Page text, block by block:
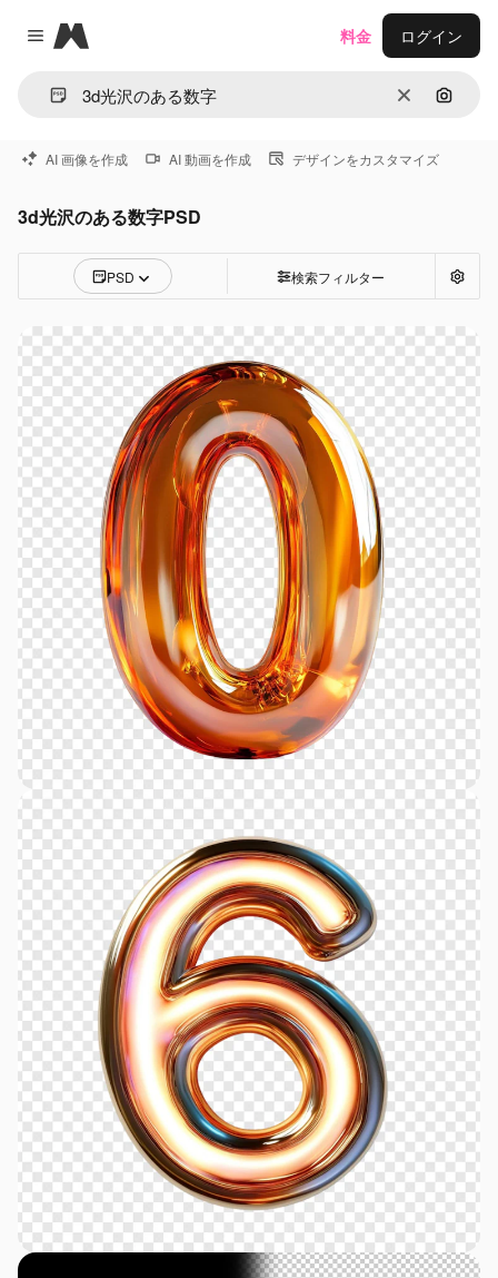
Close menu
Magnific
消去 画像で
料金 ログイン
AI 画像を作成 AI 動画を作成 デザインをカスタマイズ
3d光沢のある数字PSD
PSD 検索フィルター